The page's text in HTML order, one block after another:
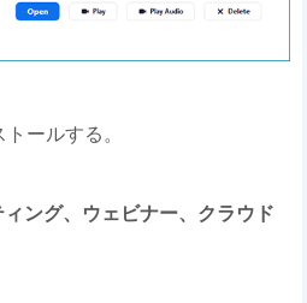
ールする。
ング、ウェビナー、クラウド